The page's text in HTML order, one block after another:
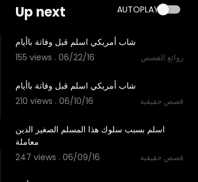
Up next AUTOPLAY
شاب أمريكي اسلم قبل وفاتة باأيام
155 views . 06/22/16
روائع القصص
شاب أمريكي اسلم قبل وفاتة باأيام
210 views . 06/10/16
قصص حقيقية
اسلم بسبب سلوك هذا المسلم الصغير الدين
معاملة
247 views . 06/09/16
قصص حقيقية